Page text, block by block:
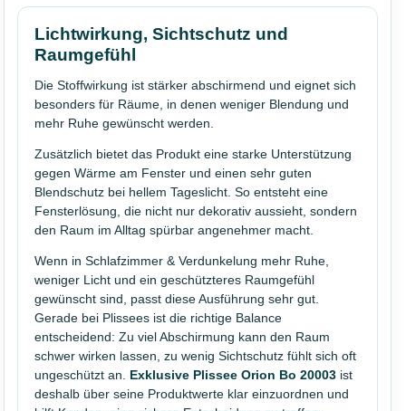
Lichtwirkung, Sichtschutz und
Raumgefühl
Die Stoffwirkung ist stärker abschirmend und eignet sich
besonders für Räume, in denen weniger Blendung und
mehr Ruhe gewünscht werden.
Zusätzlich bietet das Produkt eine starke Unterstützung
gegen Wärme am Fenster und einen sehr guten
Blendschutz bei hellem Tageslicht. So entsteht eine
Fensterlösung, die nicht nur dekorativ aussieht, sondern
den Raum im Alltag spürbar angenehmer macht.
Wenn in Schlafzimmer & Verdunkelung mehr Ruhe,
weniger Licht und ein geschützteres Raumgefühl
gewünscht sind, passt diese Ausführung sehr gut.
Gerade bei Plissees ist die richtige Balance
entscheidend: Zu viel Abschirmung kann den Raum
schwer wirken lassen, zu wenig Sichtschutz fühlt sich oft
ungeschützt an. Exklusive Plissee Orion Bo 20003 ist
deshalb über seine Produktwerte klar einzuordnen und